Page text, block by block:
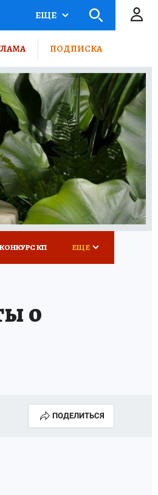
КП
ЕЩЕ
ПОДПИСКА
КОНКУРС КП ЕЩЕ
о
ПОДЕЛИТЬСЯ